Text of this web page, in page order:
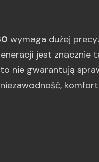
wymaga dużej
jest znacznie
nie gwarantują